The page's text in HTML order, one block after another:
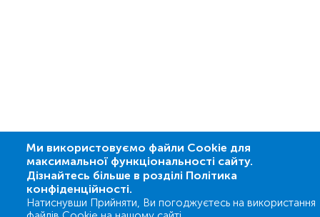
Ми використовуємо файли Cookie для
максимальної функціональності сайту.
Дізнайтесь більше в розділі Політика
конфіденційності.
Натиснувши Прийняти, Ви погоджуєтесь на використання